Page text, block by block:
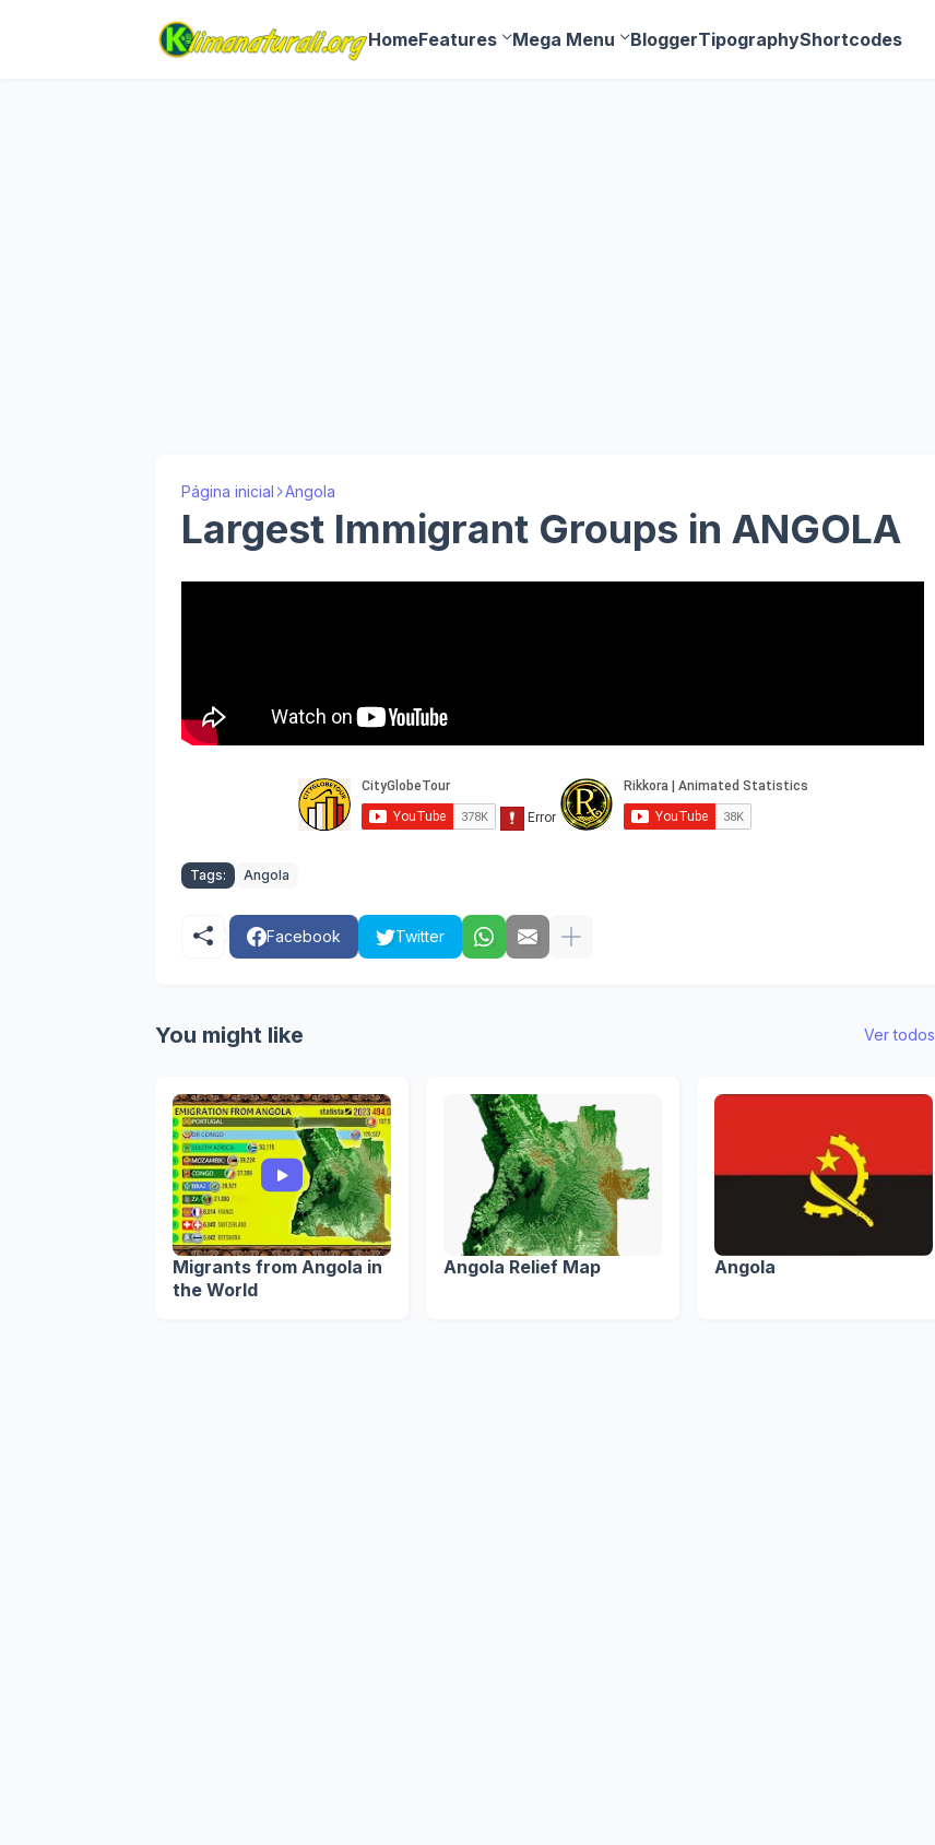
HomeFeatures Mega Menu BloggerTipographyShortcodes
Página inicial Angola
Largest Immigrant Groups in ANGOLA
Tags: Angola
Facebook Twitter
You might like Ver todos
Migrants from Angola in
the World
Angola Relief Map Angola